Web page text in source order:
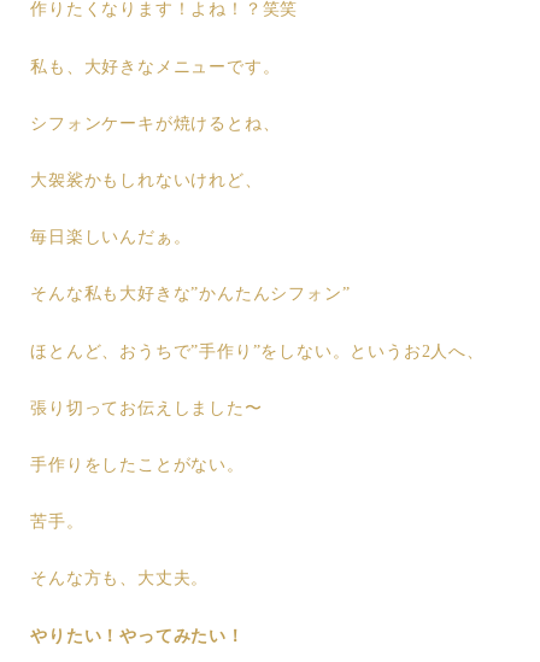
作りたくなります！よね！？笑笑
私も、大好きなメニューです。
シフォンケーキが焼けるとね、
大袈裟かもしれないけれど、
毎日楽しいんだぁ。
そんな私も大好きな”かんたんシフォン”
ほとんど、おうちで”手作り”をしない。というお2人へ、
張り切ってお伝えしました〜
手作りをしたことがない。
苦手。
そんな方も、大丈夫。
やりたい！やってみたい！